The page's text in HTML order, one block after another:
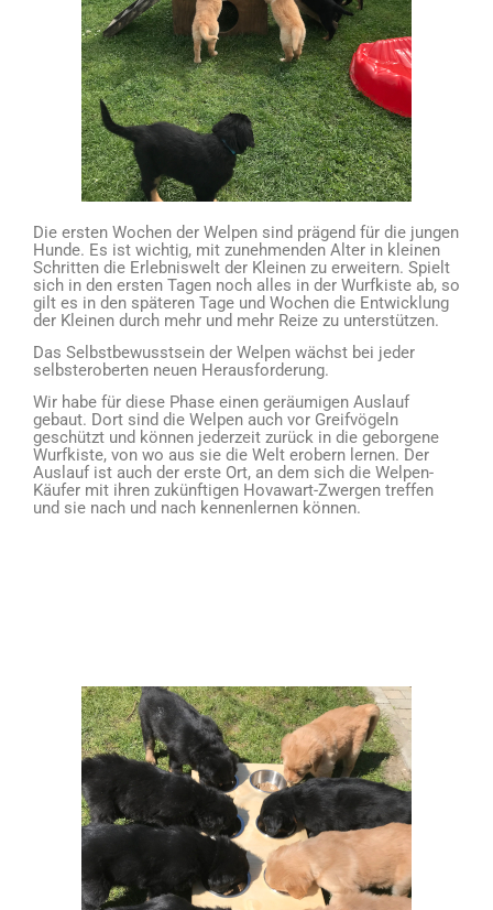
Die ersten Wochen der Welpen sind prägend für die jungen
Hunde. Es ist wichtig, mit zunehmenden Alter in kleinen
Schritten die Erlebniswelt der Kleinen zu erweitern. Spielt
sich in den ersten Tagen noch alles in der Wurfkiste ab, so
gilt es in den späteren Tage und Wochen die Entwicklung
der Kleinen durch mehr und mehr Reize zu unterstützen.
Das Selbstbewusstsein der Welpen wächst bei jeder
selbsteroberten neuen Herausforderung.
Wir habe für diese Phase einen geräumigen Auslauf
gebaut. Dort sind die Welpen auch vor Greifvögeln
geschützt und können jederzeit zurück in die geborgene
Wurfkiste, von wo aus sie die Welt erobern lernen. Der
Auslauf ist auch der erste Ort, an dem sich die Welpen-
Käufer mit ihren zukünftigen Hovawart-Zwergen treffen
und sie nach und nach kennenlernen können.